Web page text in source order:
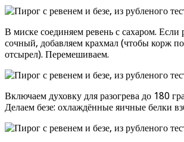
В миске соединяем ревень с сахаром. Если
сочный, добавляем крахмал (чтобы корж
отсырел). Перемешиваем.
Включаем духовку для разогрева до 180
Делаем безе: охлаждённые яичные белки